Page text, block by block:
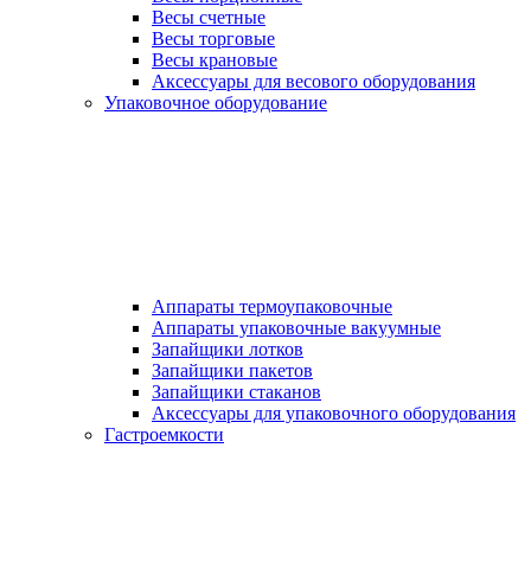
Весы счетные
Весы торговые
Весы крановые
Аксессуары для весового оборудования
Упаковочное оборудование
Аппараты термоупаковочные
Аппараты упаковочные вакуумные
Запайщики лотков
Запайщики пакетов
Запайщики стаканов
Аксессуары для упаковочного оборудования
Гастроемкости